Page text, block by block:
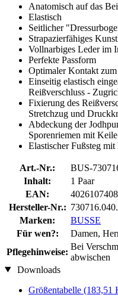
Anatomisch auf das
Elastisch
Seitlicher
Strapazierfähiges
Vollnarbiges Leder im
Perfekte Passform
Optimaler Kontakt
Einseitig elastisch
Reißverschluss -
Fixierung des
Stretchzug und
Abdeckung der
Sporenriemen mit
Elastischer Fußsteg
Art.-Nr.:
BUS-
Inhalt:
1 Paar
EAN:
Hersteller-Nr.:
Marken:
BUSSE
Für wen?:
Damen,
Pflegehinweise:
Bei
abwischen
Downloads
Größentabelle (183,51